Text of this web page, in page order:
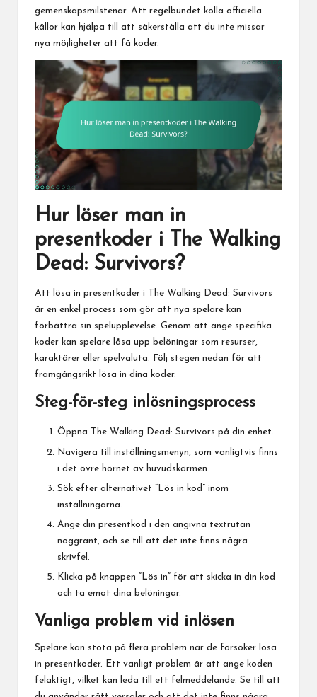
gemenskapsmilstenar. Att regelbundet kolla officiella
källor kan hjälpa till att säkerställa att du inte missar
nya möjligheter att få koder.
Hur löser man in
presentkoder i The Walking
Dead: Survivors?
Att lösa in presentkoder i The Walking Dead: Survivors
är en enkel process som gör att nya spelare kan
förbättra sin spelupplevelse. Genom att ange specifika
koder kan spelare låsa upp belöningar som resurser,
karaktärer eller spelvaluta. Följ stegen nedan för att
framgångsrikt lösa in dina koder.
Steg-för-steg inlösningsprocess
Öppna The Walking Dead: Survivors på din enhet.
Navigera till inställningsmenyn, som vanligtvis finns
i det övre hörnet av huvudskärmen.
Sök efter alternativet “Lös in kod” inom
inställningarna.
Ange din presentkod i den angivna textrutan
noggrant, och se till att det inte finns några
skrivfel.
Klicka på knappen “Lös in” för att skicka in din kod
och ta emot dina belöningar.
Vanliga problem vid inlösen
Spelare kan stöta på flera problem när de försöker lösa
in presentkoder. Ett vanligt problem är att ange koden
felaktigt, vilket kan leda till ett felmeddelande. Se till att